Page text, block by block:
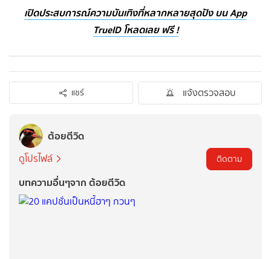
เปิดประสบการณ์ความบันเทิงที่หลากหลายสุดปัง บน App
TrueID โหลดเลย ฟรี !
แชร์ แจ้งตรวจสอบ
ต้อยตีวิด
ดูโปรไฟล์ ติดตาม
บทความอื่นๆจาก ต้อยตีวิด